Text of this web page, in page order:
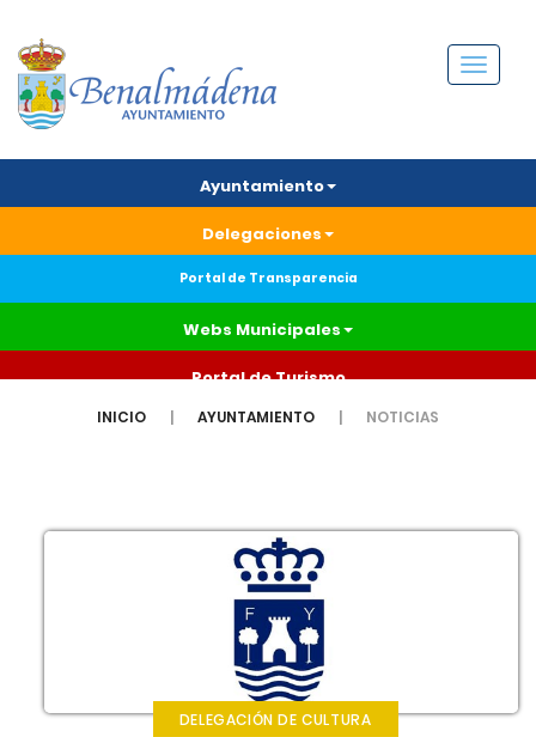
Menú
Ayuntamiento
Delegaciones
Portal de Transparencia
Webs Municipales
Portal de Turismo
INICIO AYUNTAMIENTO NOTICIAS
DELEGACIÓN DE CULTURA